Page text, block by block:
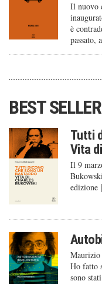
Il nuovo
è
passato,
BEST SELLER
Tutti
Vita
Il 9
edizione
Maurizio
Ho fatto
sono